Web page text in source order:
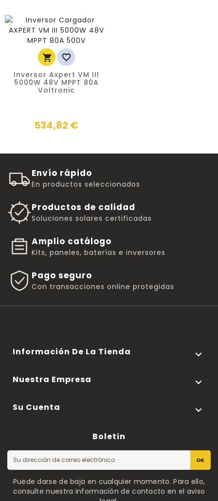
 
Inversor Axpert VM III
5000W 48V MPPT 80A
Voltronic
534,82 €
Envío rápido
En productos seleccionados
Productos de calidad
Soluciones solares certificadas
Amplio catálogo
Kits, paneles, baterías e inversores
Pago seguro
Con transacciones online protegidas
Información De La Tienda 
Nuestra Empresa 
Su Cuenta 
Boletin
OK
Puede darse de baja en cualquier momento. Para ello,
consulte nuestra información de contacto en el aviso